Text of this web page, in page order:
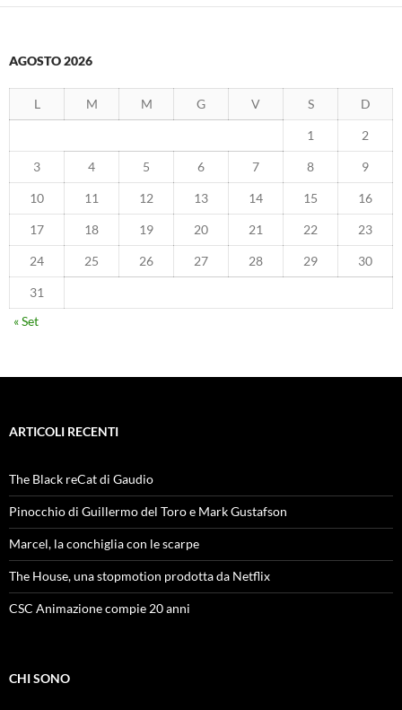
AGOSTO 2026
L M M G V S D
1 2
3 4 5 6 7 8 9
10 11 12 13 14 15 16
17 18 19 20 21 22 23
24 25 26 27 28 29 30
31
« Set
ARTICOLI RECENTI
The Black reCat di Gaudio
Pinocchio di Guillermo del Toro e Mark Gustafson
Marcel, la conchiglia con le scarpe
The House, una stopmotion prodotta da Netflix
CSC Animazione compie 20 anni
CHI SONO